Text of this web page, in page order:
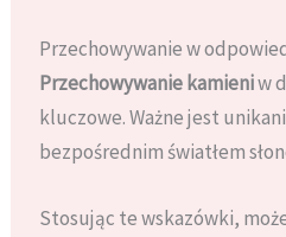
Przechowywanie w
Przechowywanie kamieniw
kluczowe. Ważne jest
bezpośrednim światłem
Stosując te wskazówki,